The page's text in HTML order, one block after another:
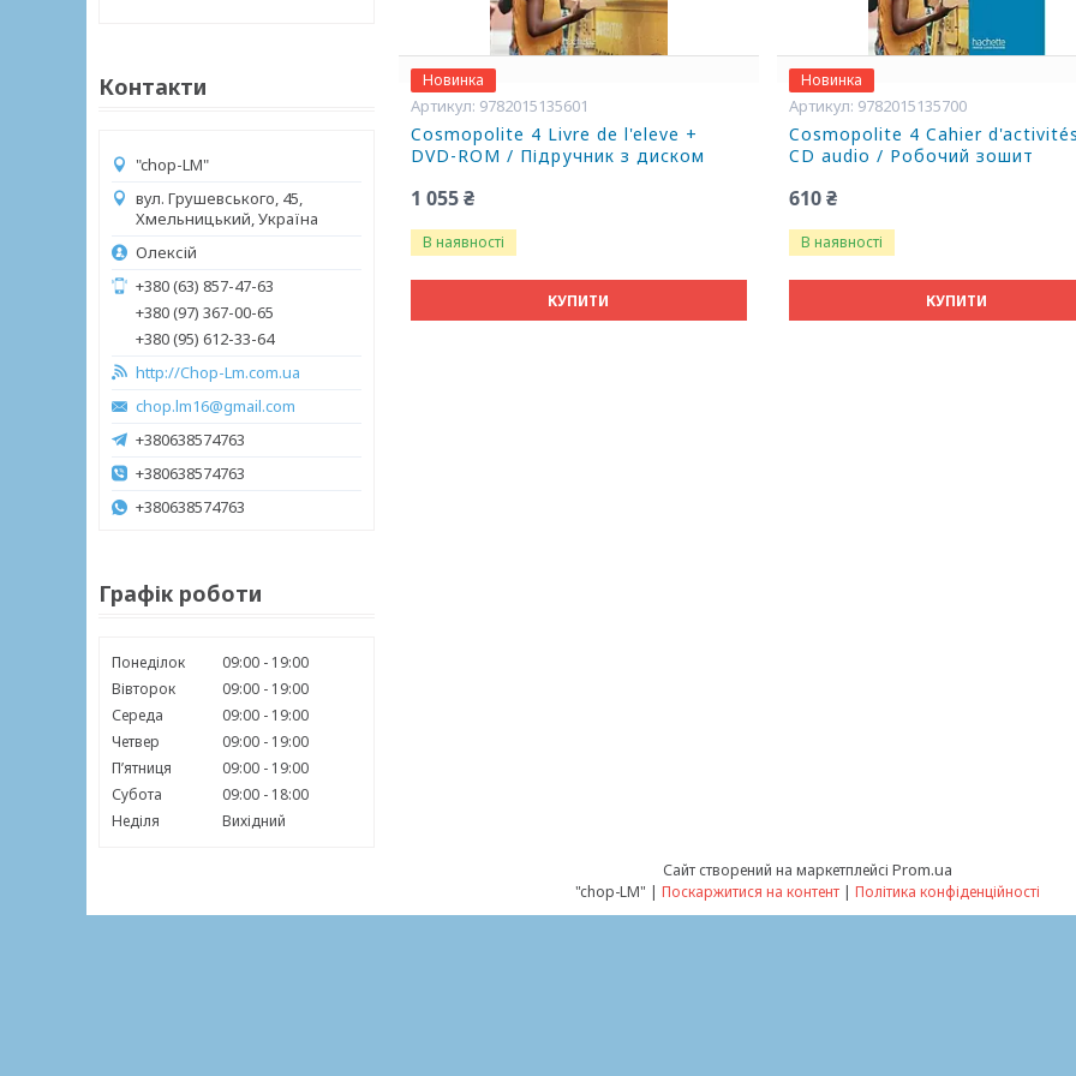
Контакти
"chop-LM"
вул. Грушевського, 45,
Хмельницький, Україна
Олексій
+380 (63) 857-47-63
+380 (97) 367-00-65
+380 (95) 612-33-64
http://Chop-Lm.com.ua
chop.lm16@gmail.com
+380638574763
+380638574763
+380638574763
Графік роботи
Понеділок 09:00
19:00
Вівторок
09:00
19:00
Середа
09:00
19:00
Четвер
09:00
19:00
Пʼятниця
09:00
19:00
Субота
09:00
18:00
Неділя
Вихідний
Новинка
9782015135601
Cosmopolite 4 Livre de l'eleve +
DVD-ROM / Підручник з диском
1 055 ₴
В наявності
КУПИТИ
Новинка
9782015135700
Cosmopolite 4 Cahier
CD audio / Робочий зошит
610 ₴
В наявності
КУПИТИ
Сайт створений на маркетплейсі Prom.ua
"chop-LM" | Поскаржитися на контент | Політика конфіденційності